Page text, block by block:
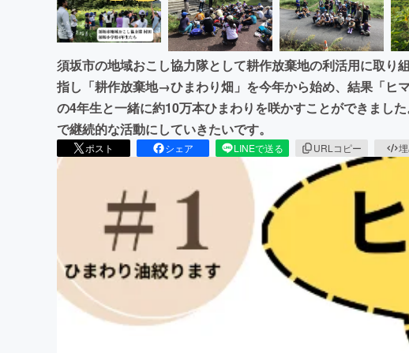
須坂市の地域おこし協力隊として耕作放棄地の利活用に取り
指し「耕作放棄地→ひまわり畑」を今年から始め、結果「ヒ
の4年生と一緒に約10万本ひまわりを咲かすことができまし
で継続的な活動にしていきたいです。
ポスト シェア LINEで送る URLコピー